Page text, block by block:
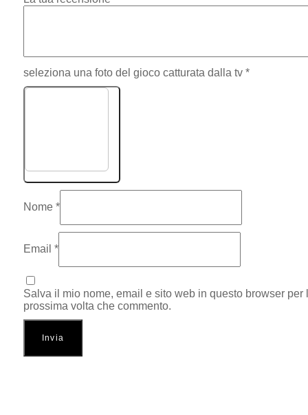
roby*******
seleziona una foto del gioco catturata dalla tv *
Nome *
Email *
Salva il mio nome, email e sito web in questo browser per
prossima volta che commento.